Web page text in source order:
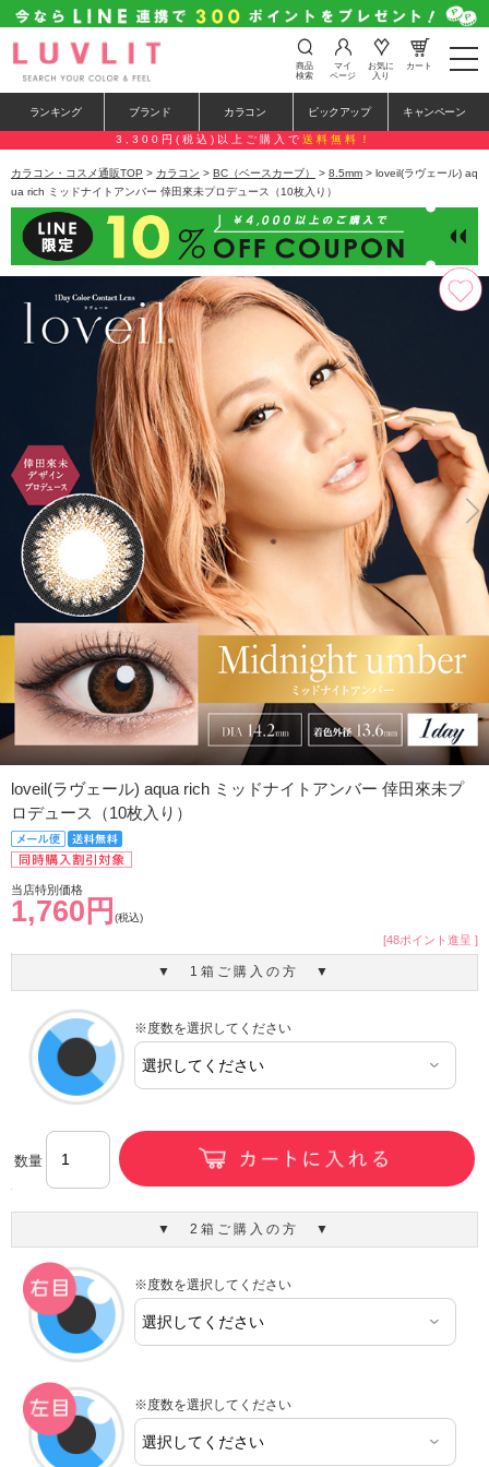
t
o
e
n
a
a
i
o
n
商品
検索
マイ
ページ
お気に
入り
カート
ランキング ブランド カラコン ピックアップ キャンペーン
3,300円(税込)以上ご購入で 送料無料！
カラコン・コスメ通販TOP > カラコン > BC（ベースカーブ） > 8.5mm > loveil(ラヴェール) aq
ua rich ミッドナイトアンバー 倖田來未プロデュース（10枚入り）
loveil(ラヴェール) aqua rich ミッドナイトアンバー 倖田來未プ
ロデュース（10枚入り）
当店特別価格
1,760円 (税込)
[48ポイント進呈 ]
▼ 1箱ご購入の方 ▼
※度数を選択してください
数量
▼ 2箱ご購入の方 ▼
※度数を選択してください
※度数を選択してください